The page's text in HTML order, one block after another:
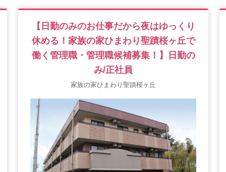
【日勤のみのお仕事だから夜はゆっくり
休める！家族の家ひまわり聖蹟桜ヶ丘で
働く管理職・管理職候補募集！】日勤の
み/正社員
家族の家ひまわり聖蹟桜ヶ丘